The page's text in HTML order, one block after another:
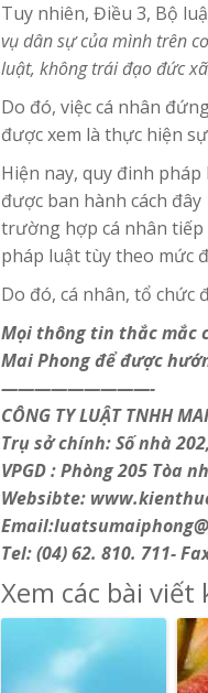
Tuy nhiên, Điều 3, Bộ
vụ dân sự của mình trên
luật, không trái đạo đức
Do đó, việc cá nhân
được xem là thực hiện
Hiện nay, quy đinh
được ban hành cách
trường hợp cá nhân
pháp luật tùy theo mức
Do đó, cá nhân, tổ
Mọi thông tin thắc mắc
Mai Phong để được
—————————-
CÔNG TY LUẬT TNHH
Trụ sở chính: Số nhà
VPGD : Phòng 205 Tòa
Websibte:
Tel: (04) 62. 810. 711-
Xem các bài viết